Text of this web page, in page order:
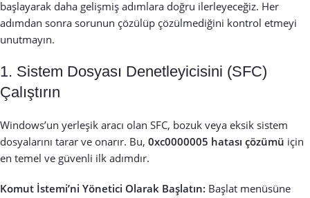
başlayarak daha gelişmiş adımlara doğru ilerleyeceğiz. Her
adımdan sonra sorunun çözülüp çözülmediğini kontrol etmeyi
unutmayın.
1. Sistem Dosyası Denetleyicisini (SFC)
Çalıştırın
Windows’un yerleşik aracı olan SFC, bozuk veya eksik sistem
dosyalarını tarar ve onarır. Bu, 0xc0000005 hatası çözümü için
en temel ve güvenli ilk adımdır.
Komut İstemi’ni Yönetici Olarak Başlatın: Başlat menüsüne